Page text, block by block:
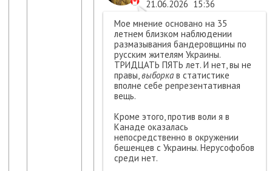
21.06.2026 15:36
Мое мнение основано на 35
летнем близком наблюдении
размазывания бандеровщины по
русским жителям Украины.
ТРИДЦАТЬ ПЯТЬ лет. И нет, вы не
правы,выборка в статистике
вполне себе репрезентативная
вещь.
Кроме этого, против воли я в
Канаде оказалась
непосредственно в окружении
бешенцев с Украины. Нерусофобов
среди нет.